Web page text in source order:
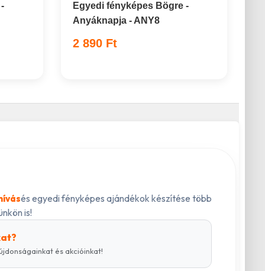
Egyedi fényképes Bögre -
Anyáknapja - ANY8
2 890 Ft
és egyedi fényképes ajándékok készítése több
is!
és akcióinkat!